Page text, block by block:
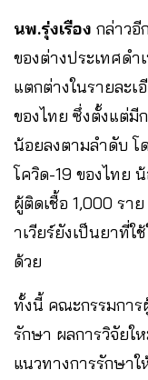
นพ.รุ่งเรือง กล่าวอี
ของต่างประเทศดำ
แตกต่างในรายละเ
ของไทย ซึ่งตั้งแต่มี
น้อยลงตามลำดับ โ
โควิด-19 ของไทย
ผู้ติดเชื้อ 1,000 รา
าเวียร์ยังเป็นยาที่
ด้วย
ทั้งนี้ คณะกรรมการ
รักษา ผลการวิจัยใ
แนวทางการรักษา